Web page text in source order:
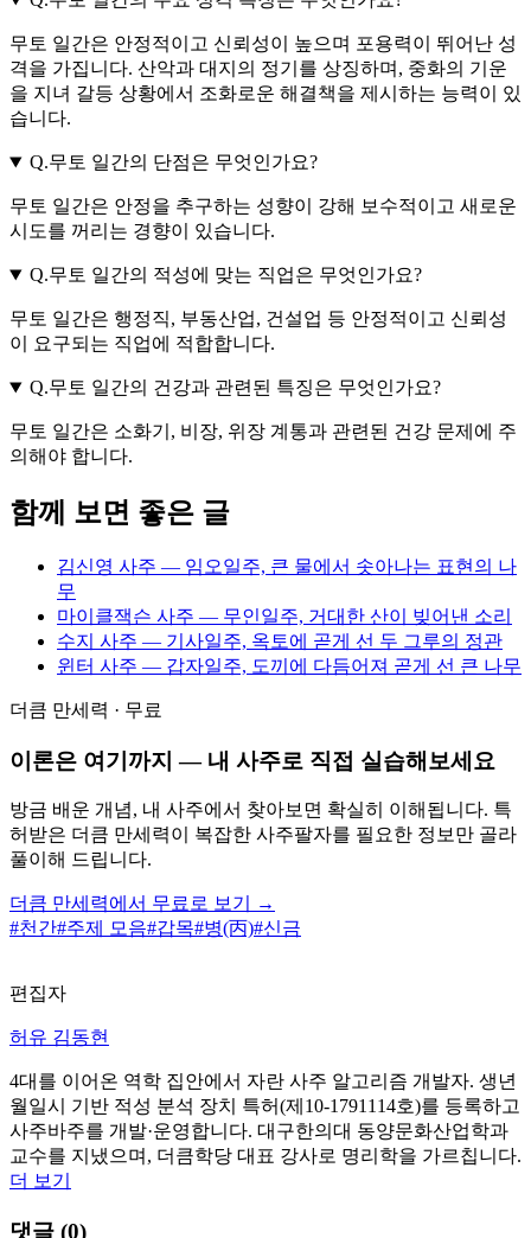
무토 일간은 안정적이고 신뢰성이 높으며 포용력이 뛰어난 성
격을 가집니다. 산악과 대지의 정기를 상징하며, 중화의 기운
을 지녀 갈등 상황에서 조화로운 해결책을 제시하는 능력이 있
습니다.
Q.무토 일간의 단점은 무엇인가요?
무토 일간은 안정을 추구하는 성향이 강해 보수적이고 새로운
시도를 꺼리는 경향이 있습니다.
Q.무토 일간의 적성에 맞는 직업은 무엇인가요?
무토 일간은 행정직, 부동산업, 건설업 등 안정적이고 신뢰성
이 요구되는 직업에 적합합니다.
Q.무토 일간의 건강과 관련된 특징은 무엇인가요?
무토 일간은 소화기, 비장, 위장 계통과 관련된 건강 문제에 주
의해야 합니다.
함께 보면 좋은 글
김신영 사주 — 임오일주, 큰 물에서 솟아나는 표현의 나
무
마이클잭슨 사주 — 무인일주, 거대한 산이 빚어낸 소리
수지 사주 — 기사일주, 옥토에 곧게 선 두 그루의 정관
윈터 사주 — 갑자일주, 도끼에 다듬어져 곧게 선 큰 나무
더큼 만세력 · 무료
이론은 여기까지 — 내 사주로 직접 실습해보세요
방금 배운 개념, 내 사주에서 찾아보면 확실히 이해됩니다. 특
허받은 더큼 만세력이 복잡한 사주팔자를 필요한 정보만 골라
풀이해 드립니다.
더큼 만세력에서 무료로 보기 →
#천간#주제 모음#갑목#병(丙)#신금
편집자
허유 김동현
4대를 이어온 역학 집안에서 자란 사주 알고리즘 개발자. 생년
월일시 기반 적성 분석 장치 특허(제10-1791114호)를 등록하고
사주바주를 개발·운영합니다. 대구한의대 동양문화산업학과
교수를 지냈으며, 더큼학당 대표 강사로 명리학을 가르칩니다.
더 보기
댓글 (0)